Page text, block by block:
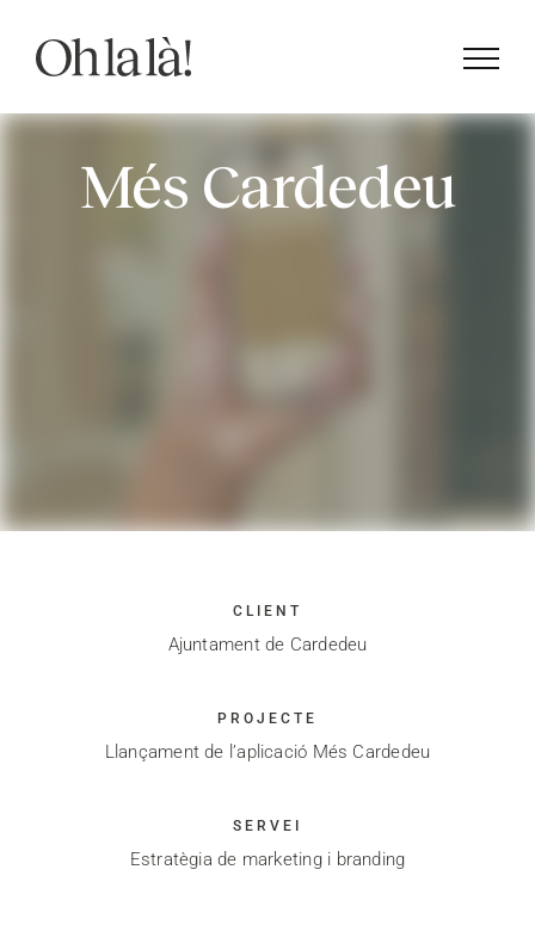
content
Més Cardedeu
CLIENT
Ajuntament de Cardedeu
PROJECTE
Llançament de l’aplicació Més Cardedeu
SERVEI
Estratègia de marketing i branding